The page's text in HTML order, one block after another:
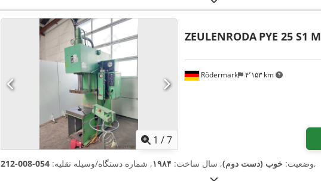
1 /7
Rödermark ۴٬۱۵۳ km
ZEULENRODA PYE 25 S1 M
وضعیت: خوب (دست دوم), سال ساخت: ۱۹۸۴, شماره دستگاه/وسیله نقلیه: 054-008-212 ,